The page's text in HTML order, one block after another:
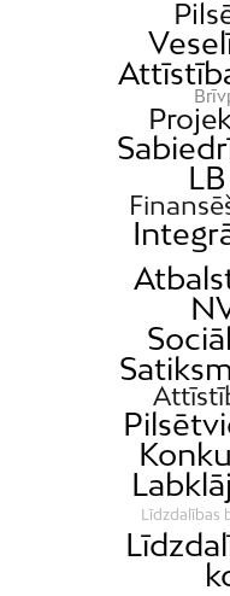
Līdzdalības